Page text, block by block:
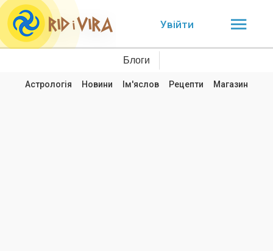
Увійти
Блоги
Астрологія Новини Ім'яслов Рецепти Магазин